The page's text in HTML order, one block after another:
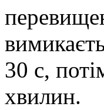
30 с,
хвилин.